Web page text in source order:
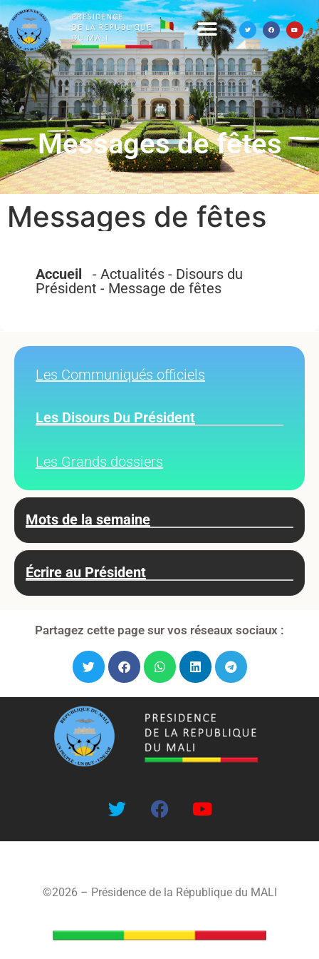
Messages de fêtes
Messages de fêtes
Accueil - Actualités - Disours du
Président - Message de fêtes
Les Communiqués officiels
Les Disours Du Président
Les Grands dossiers
Mots de la semaine
Écrire au Président
Partagez cette page sur vos réseaux sociaux :
©2026 – Présidence de la République du MALI